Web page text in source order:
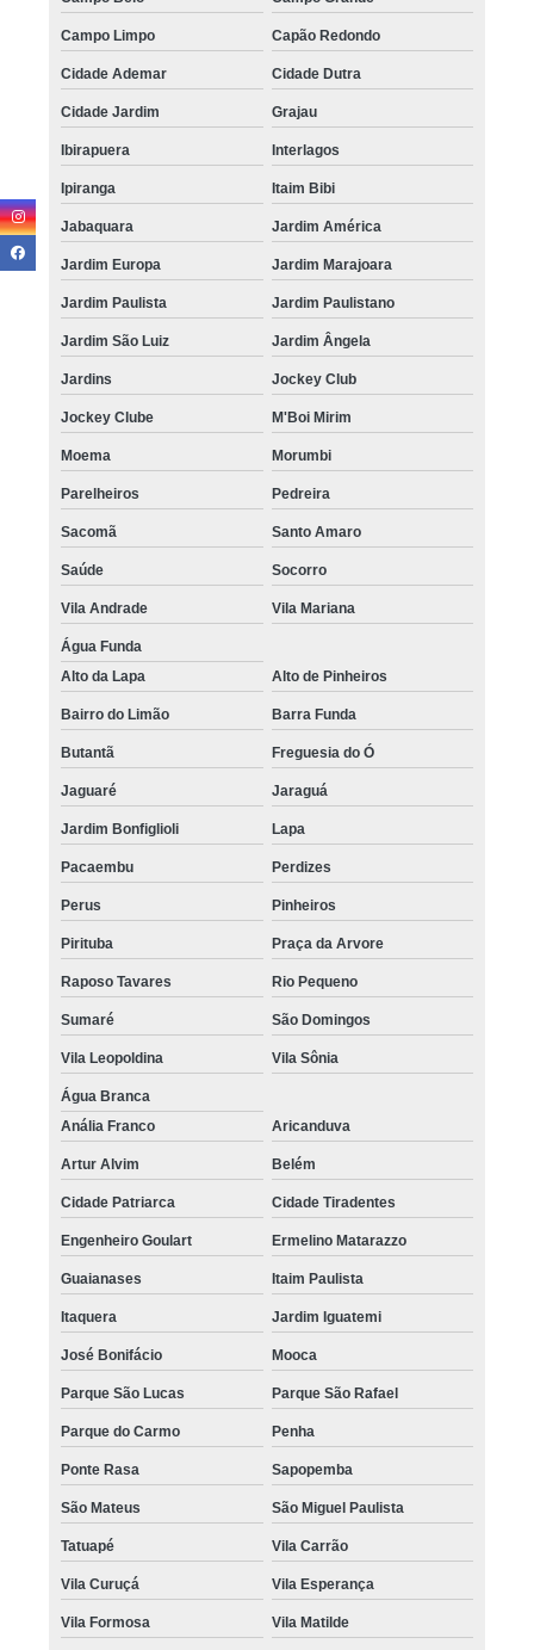
Campo Limpo Capão Redondo
Cidade Ademar Cidade Dutra
Cidade Jardim Grajau
Ibirapuera Interlagos
Ipiranga Itaim Bibi
Jabaquara Jardim América
Jardim Europa Jardim Marajoara
Jardim Paulista Jardim Paulistano
Jardim São Luiz Jardim Ângela
Jardins Jockey Club
Jockey Clube M'Boi Mirim
Moema Morumbi
Parelheiros Pedreira
Sacomã Santo Amaro
Saúde Socorro
Vila Andrade Vila Mariana
Água Funda
Alto da Lapa
Alto de Pinheiros
Bairro do Limão Barra Funda
Butantã Freguesia do Ó
Jaguaré Jaraguá
Jardim Bonfiglioli Lapa
Pacaembu Perdizes
Perus Pinheiros
Pirituba Praça da Arvore
Raposo Tavares Rio Pequeno
Sumaré São Domingos
Vila Leopoldina Vila Sônia
Água Branca
Anália Franco
Aricanduva
Artur Alvim Belém
Cidade Patriarca Cidade Tiradentes
Engenheiro Goulart Ermelino Matarazzo
Guaianases Itaim Paulista
Itaquera Jardim Iguatemi
José Bonifácio Mooca
Parque São Lucas Parque São Rafael
Parque do Carmo Penha
Ponte Rasa Sapopemba
São Mateus São Miguel Paulista
Tatuapé Vila Carrão
Vila Curuçá Vila Esperança
Vila Formosa Vila Matilde